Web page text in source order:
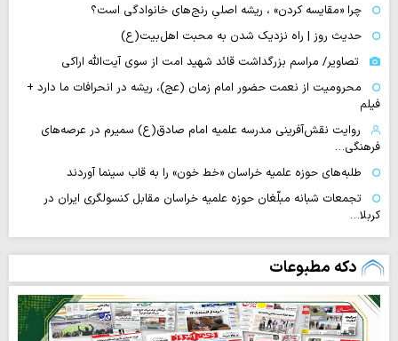
چرا «مقایسه کردن» ، ریشه اصلیِ رنج‌های خانوادگی است؟
حدیث روز | راه نزدیک شدن به محبت اهل‌بیت(ع)
تصاویر/ مراسم بزرگداشت قائد شهید امت از سوی آیت‌الله اراکی
محرومیت از نعمت حضور امام زمان (عج)، ریشه در انحرافات ما دارد +
فیلم
روایت نقش‌آفرینی مدرسه علمیه امام صادق(ع) سمیرم در عرصه‌های
فرهنگی…
طلبه‌های حوزه علمیه خراسان «خط خون» را به قاب سینما آوردند
تجمعات شبانه مبلّغان حوزه علمیه خراسان مقابل کنسولگری ایران در
کربلا…
دکه مطبوعات